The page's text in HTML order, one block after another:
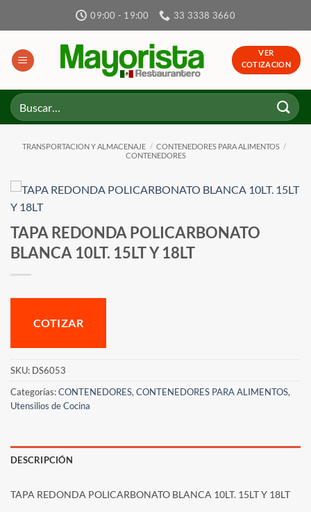
09:00 - 19:00 33 3338 3660
VER
COTIZACION
Buscar
por:
TRANSPORTACION Y ALMACENAJE / CONTENEDORES PARA ALIMENTOS /
CONTENEDORES
TAPA REDONDA POLICARBONATO
BLANCA 10LT. 15LT Y 18LT
COTIZAR
SKU: DS6053
Categorías:CONTENEDORES, CONTENEDORES PARA ALIMENTOS,
Utensilios de Cocina
DESCRIPCIÓN
TAPA REDONDA POLICARBONATO BLANCA 10LT. 15LT Y 18LT